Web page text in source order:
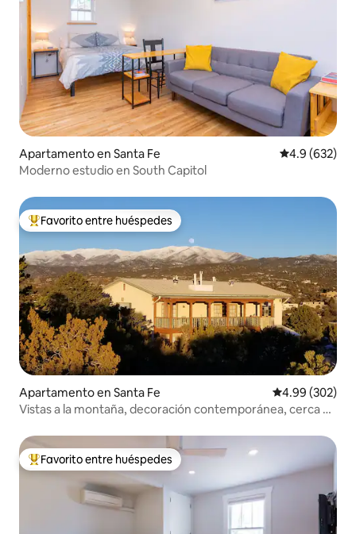
Apartamento en Santa Fe Calificación
4.9 (632)
Moderno estudio en South Capitol
Favorito entre huéspedes preferido
Favorito entre huéspedes
Apartamento en Santa Fe Calificación
4.99 (302)
Vistas a la montaña, decoración contemporánea, cerca de
Favorito entre huéspedes preferido
Favorito entre huéspedes